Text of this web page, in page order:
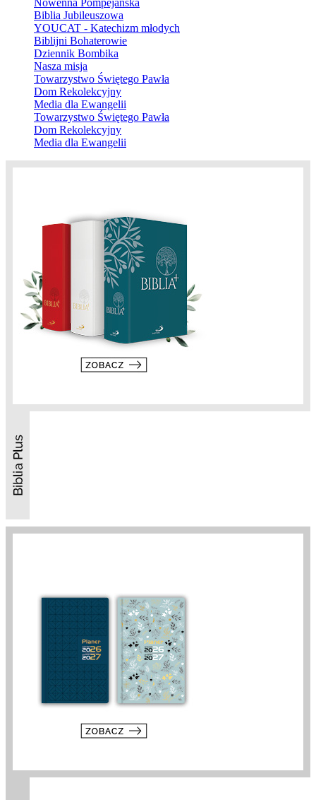
Nowenna Pompejańska
Biblia Jubileuszowa
YOUCAT - Katechizm młodych
Biblijni Bohaterowie
Dziennik Bombika
Nasza misja
Towarzystwo Świętego Pawła
Dom Rekolekcyjny
Media dla Ewangelii
Towarzystwo Świętego Pawła
Dom Rekolekcyjny
Media dla Ewangelii